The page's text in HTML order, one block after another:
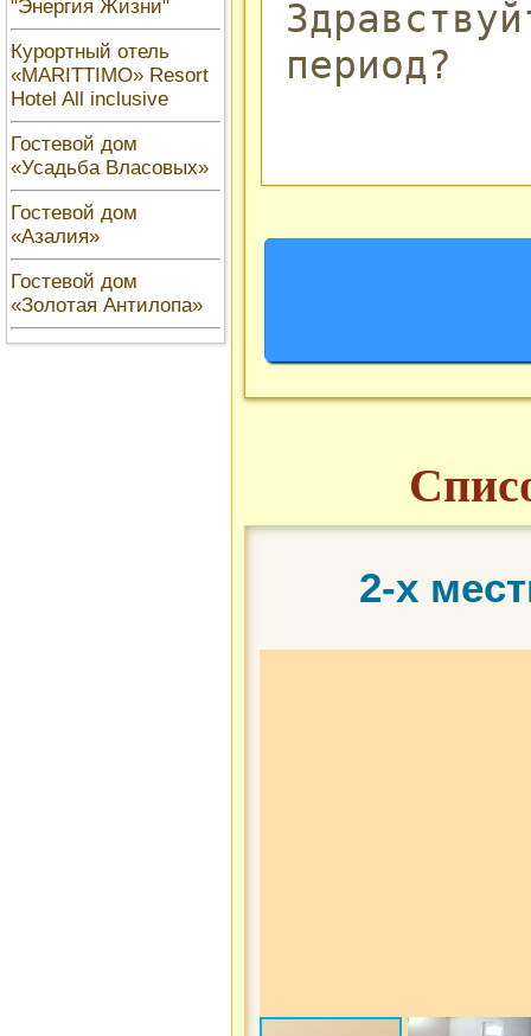
"Энергия Жизни"
Курортный отель
«MARITTIMO» Resort
Hotel All inclusive
Гостевой дом
«Усадьба Власовых»
Гостевой дом
«Азалия»
Гостевой дом
«Золотая Антилопа»
2-х